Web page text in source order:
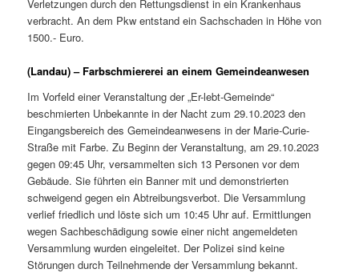
Verletzungen durch den Rettungsdienst in ein Krankenhaus
verbracht. An dem Pkw entstand ein Sachschaden in Höhe von
1500.- Euro.
(Landau) – Farbschmiererei an einem Gemeindeanwesen
Im Vorfeld einer Veranstaltung der „Er-lebt-Gemeinde“
beschmierten Unbekannte in der Nacht zum 29.10.2023 den
Eingangsbereich des Gemeindeanwesens in der Marie-Curie-
Straße mit Farbe. Zu Beginn der Veranstaltung, am 29.10.2023
gegen 09:45 Uhr, versammelten sich 13 Personen vor dem
Gebäude. Sie führten ein Banner mit und demonstrierten
schweigend gegen ein Abtreibungsverbot. Die Versammlung
verlief friedlich und löste sich um 10:45 Uhr auf. Ermittlungen
wegen Sachbeschädigung sowie einer nicht angemeldeten
Versammlung wurden eingeleitet. Der Polizei sind keine
Störungen durch Teilnehmende der Versammlung bekannt.